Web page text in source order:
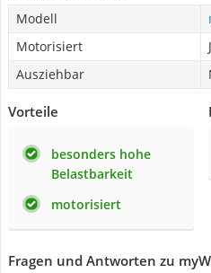
Modell
Motorisiert
Ausziehbar
Vorteile
besonders hohe
Belastbarkeit
motorisiert
Fragen und Antworten zu